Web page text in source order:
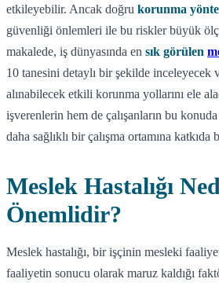
etkileyebilir. Ancak doğru korunma
güvenliği önlemleri ile bu riskler büyük
makalede, iş dünyasında en sık görülen
10 tanesini detaylı bir şekilde inceleyecek
alınabilecek etkili korunma yollarını ele
işverenlerin hem de çalışanların bu konuda
daha sağlıklı bir çalışma ortamına katkıda
Meslek Hastalığı
Önemlidir?
Meslek hastalığı, bir işçinin mesleki
faaliyetin sonucu olarak maruz kaldığı